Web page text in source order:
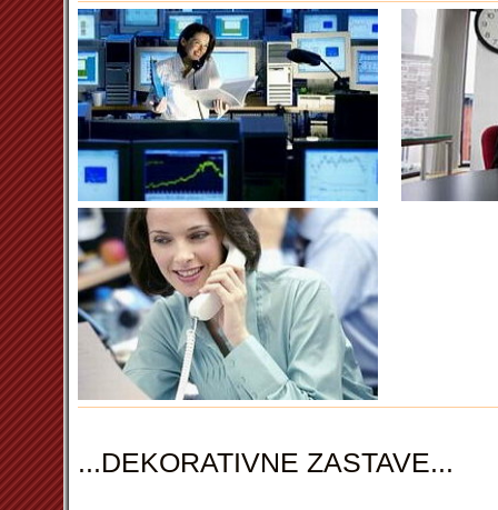
...DEKORATIVNE ZASTAVE...